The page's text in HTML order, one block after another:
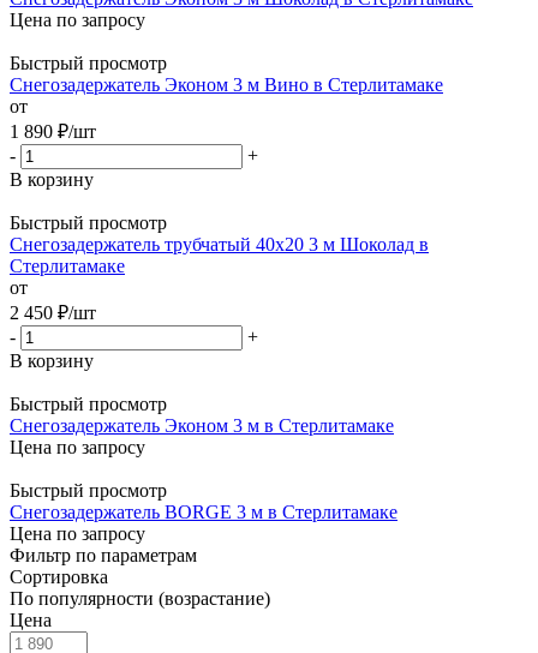
Цена по запросу
Быстрый просмотр
Снегозадержатель Эконом 3 м Вино в Стерлитамаке
от
1 890 ₽/шт
-
+
В корзину
Быстрый просмотр
Снегозадержатель трубчатый 40х20 3 м Шоколад в
Стерлитамаке
от
2 450 ₽/шт
-
+
В корзину
Быстрый просмотр
Снегозадержатель Эконом 3 м в Стерлитамаке
Цена по запросу
Быстрый просмотр
Снегозадержатель BORGE 3 м в Стерлитамаке
Цена по запросу
Фильтр по параметрам
Сортировка
По популярности (возрастание)
Цена